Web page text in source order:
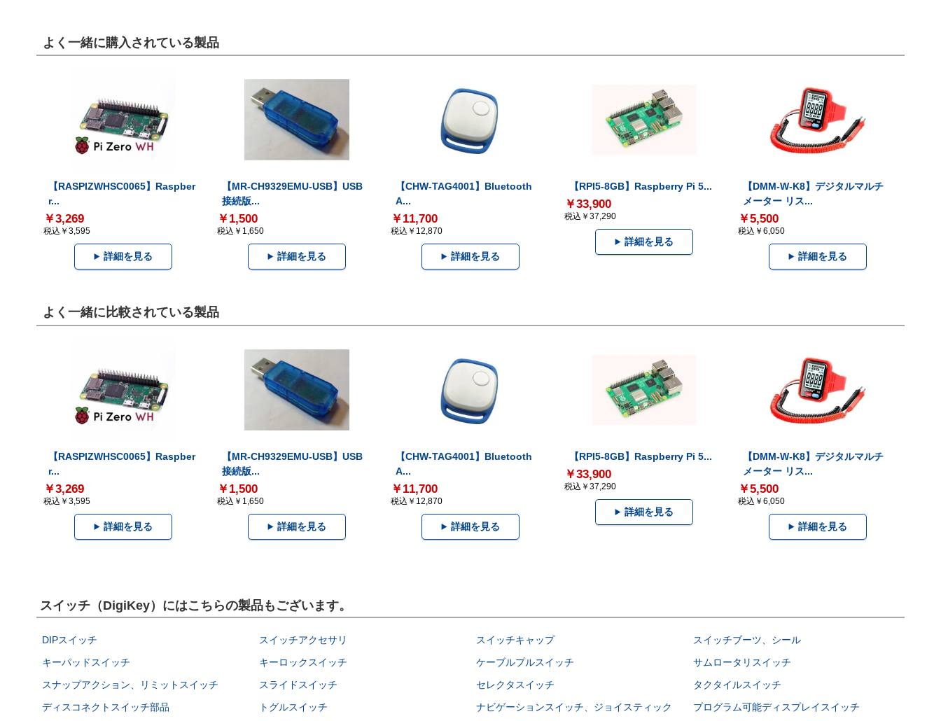
よく一緒に購入されている製品
【RASPIZWHSC0065】Raspber
r...
￥3,269
税込￥3,595
詳細を見る
【MR-CH9329EMU-USB】USB
接続版...
￥1,500
税込￥1,650
詳細を見る
【CHW-TAG4001】Bluetooth
A...
￥11,700
税込￥12,870
詳細を見る
【RPI5-8GB】Raspberry Pi 5...
￥33,900
税込￥37,290
詳細を見る
【DMM-W-K8】デジタルマルチ
メーター リス...
￥5,500
税込￥6,050
詳細を見る
よく一緒に比較されている製品
【RASPIZWHSC0065】Raspber
r...
￥3,269
税込￥3,595
詳細を見る
【MR-CH9329EMU-USB】USB
接続版...
￥1,500
税込￥1,650
詳細を見る
【CHW-TAG4001】Bluetooth
A...
￥11,700
税込￥12,870
詳細を見る
【RPI5-8GB】Raspberry Pi 5...
￥33,900
税込￥37,290
詳細を見る
【DMM-W-K8】デジタルマルチ
メーター リス...
￥5,500
税込￥6,050
詳細を見る
スイッチ（DigiKey）にはこちらの製品もございます。
DIPスイッチ スイッチアクセサリ スイッチキャップ
スイッチブーツ、シール
キーパッドスイッチ
キーロックスイッチ ケーブルプルスイッチ
サムロータリスイッチ
スナップアクション、リミットスイッチ
スライドスイッチ セレクタスイッチ
タクタイルスイッチ
ディスコネクトスイッチ部品
トグルスイッチ ナビゲーションスイッチ、ジョイスティック
プログラム可能ディスプレイスイッチ